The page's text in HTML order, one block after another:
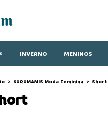
INVERNO MENINOS
> KURUMAMIS Moda Feminina > Short